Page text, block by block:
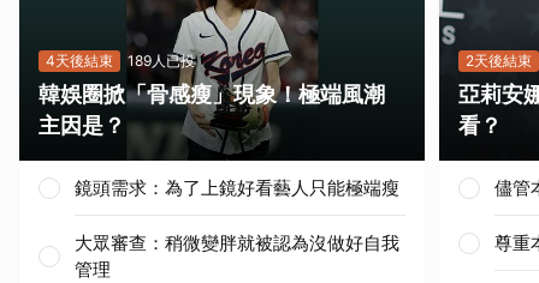
4天後結束 189人已投
韓娛圈掀「骨感瘦」現象！極端風潮
主因是？
鏡頭需求：為了上鏡好看藝人只能極端瘦
大眾審查：稍微變胖就被認為沒做好自我
管理
2天後結束
亞莉安
看？
儘管
尊重